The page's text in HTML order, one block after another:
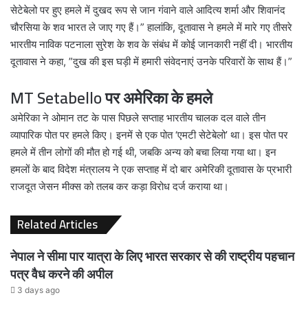
सेटेबेलो पर हुए हमले में दुखद रूप से जान गंवाने वाले आदित्य शर्मा और शिवानंद
चौरसिया के शव भारत ले जाए गए हैं।” हालांकि, दूतावास ने हमले में मारे गए तीसरे
भारतीय नाविक पटनाला सुरेश के शव के संबंध में कोई जानकारी नहीं दी। भारतीय
दूतावास ने कहा, ”दुख की इस घड़ी में हमारी संवेदनाएं उनके परिवारों के साथ हैं।”
MT Setabello पर अमेरिका के हमले
अमेरिका ने ओमान तट के पास पिछले सप्ताह भारतीय चालक दल वाले तीन
व्यापारिक पोत पर हमले किए। इनमें से एक पोत ‘एमटी सेटेबेलो’ था। इस पोत पर
हमले में तीन लोगों की मौत हो गई थी, जबकि अन्य को बचा लिया गया था। इन
हमलों के बाद विदेश मंत्रालय ने एक सप्ताह में दो बार अमेरिकी दूतावास के प्रभारी
राजदूत जेसन मीक्स को तलब कर कड़ा विरोध दर्ज कराया था।
Related Articles
नेपाल ने सीमा पार यात्रा के लिए भारत सरकार से की राष्ट्रीय पहचान
पत्र वैध करने की अपील
3 days ago